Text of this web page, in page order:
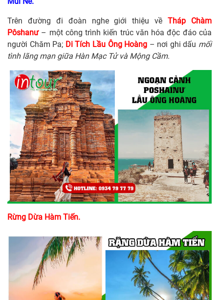
Trên đường đi đoàn nghe giới thiệu vềTháp Chàm
Pôshanư– một công trình kiến trúc văn hóa độc đáo của
người Chăm Pa; Di Tích Lầu Ông Hoàng – nơi ghi dấu mối
tình lãng mạn giữa Hàn Mạc Tử và Mộng Cầm.
Rừng Dừa Hàm Tiến.